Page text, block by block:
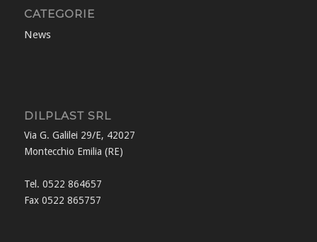
CATEGORIE
News
DILPLAST SRL
Via G. Galilei 29/E, 42027
Montecchio Emilia (RE)
Tel. 0522 864657
Fax 0522 865757